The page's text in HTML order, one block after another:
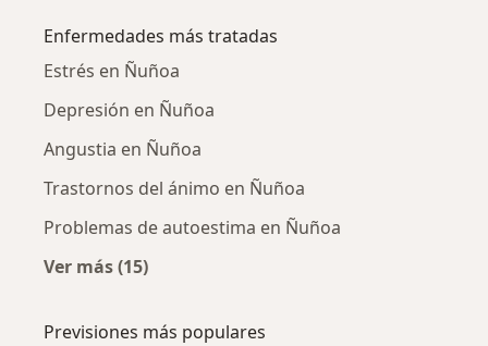
Enfermedades más tratadas
Estrés en Ñuñoa
Depresión en Ñuñoa
Angustia en Ñuñoa
Trastornos del ánimo en Ñuñoa
Problemas de autoestima en Ñuñoa
Ver más (15)
Previsiones más populares